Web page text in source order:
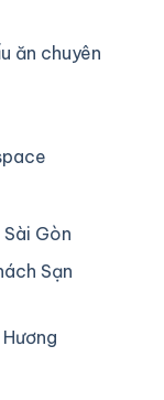
ăn chuyên
Gòn
Sạn